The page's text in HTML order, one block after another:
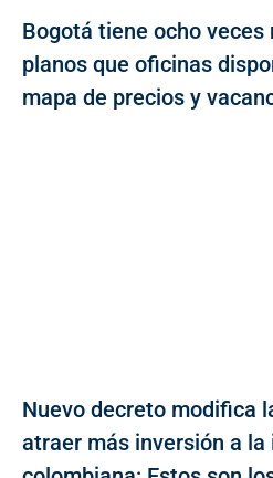
Bogotá tiene ocho
planos que oficinas
mapa de precios y
Nuevo decreto modifica
atraer más inversión a la